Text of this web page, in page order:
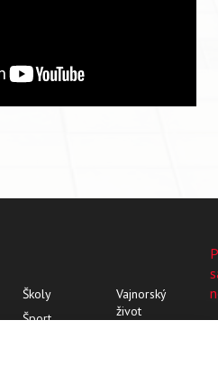
Školy
Šport
Vajnorský
život